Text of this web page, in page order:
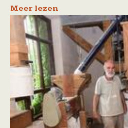
Meer lezen